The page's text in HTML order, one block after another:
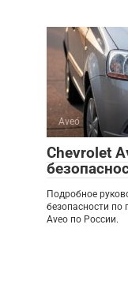
Aveo
Chevrolet
Подробное
безопасности по
Aveo по России.